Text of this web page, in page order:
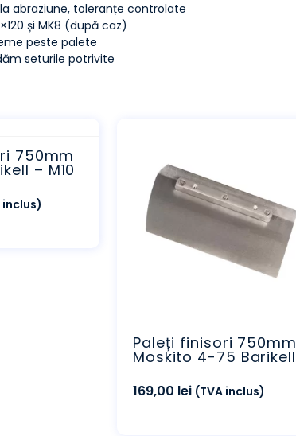
abraziune, toleranțe controlate
și MK8 (după caz)
peste palete
seturile potrivite
750mm
– M10
inclus)
Paleți finisori 750mm
Moskito 4-75 Barikell
169,00 lei (TVA inclus)